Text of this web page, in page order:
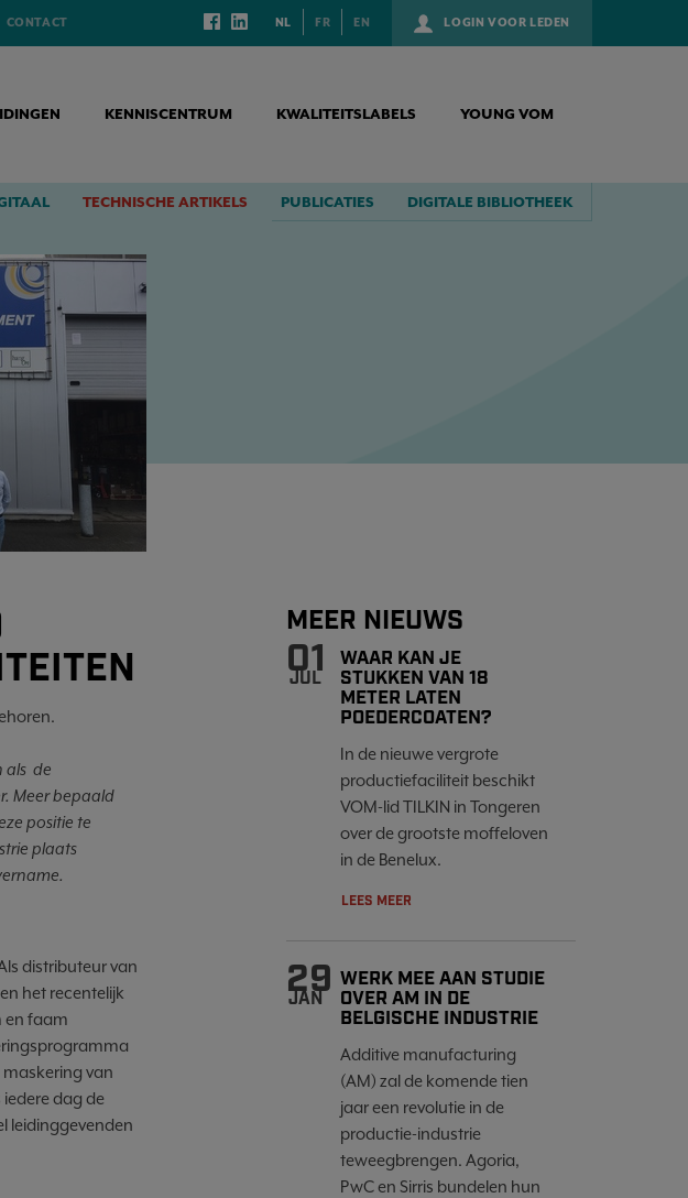
CONTACT LOGIN VOOR LEDEN
NL FR EN
KENNISCENTRUM KWALITEITSLABELS YOUNG VOM
TECHNISCHE ARTIKELS PUBLICATIES DIGITALE BIBLIOTHEEK
als de
Meer bepaald
positie te
plaats
distributeur van
het recentelijk
en faam
van
dag de
leidinggevenden
MEER NIEUWS
01
JUL
WAAR KAN JE
STUKKEN VAN 18
METER LATEN
POEDERCOATEN?
In de nieuwe vergrote
productiefaciliteit beschikt
VOM-lid TILKIN in Tongeren
over de grootste moffeloven
in de Benelux.
LEES MEER
29
JAN
WERK MEE AAN STUDIE
OVER AM IN DE
BELGISCHE INDUSTRIE
Additive manufacturing
(AM) zal de komende tien
jaar een revolutie in de
productie-industrie
teweegbrengen. Agoria,
PwC en Sirris bundelen hun